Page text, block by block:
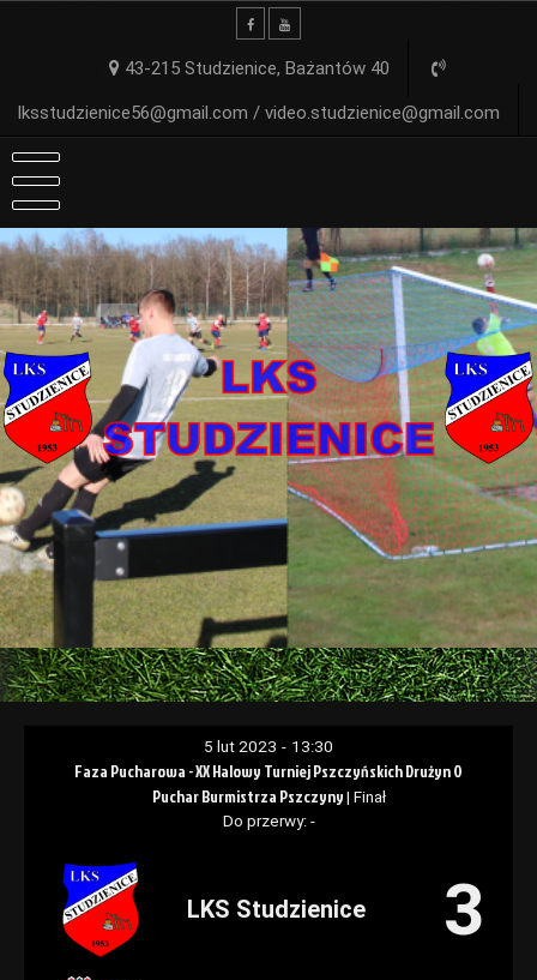
43-215 Studzienice, Bażantów 40
lksstudzienice56@gmail.com / video.studzienice@gmail.com
5 lut 2023 - 13:30
Faza Pucharowa - XX Halowy Turniej Pszczyńskich Drużyn O
Puchar Burmistrza Pszczyny | Finał
Do przerwy: -
LKS Studzienice 3